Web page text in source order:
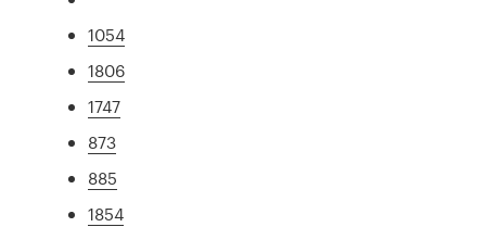
1054
1806
1747
873
885
1854